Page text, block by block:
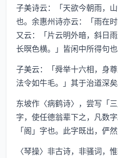
子美诗云：「天欲今朝雨，
也。余惠州诗亦云：「雨在
又云：「片云明外暗，斜日
长暝色横。」皆闲中所得句也
子美云：「舜举十六相，身
法令如牛毛。」其于治道深矣
东坡作〈病鹤诗〉，尝写「
字，使任德翁辈下之，凡数
「阁」字也。此字既出，俨
〈琴操〉非古诗，非骚词，